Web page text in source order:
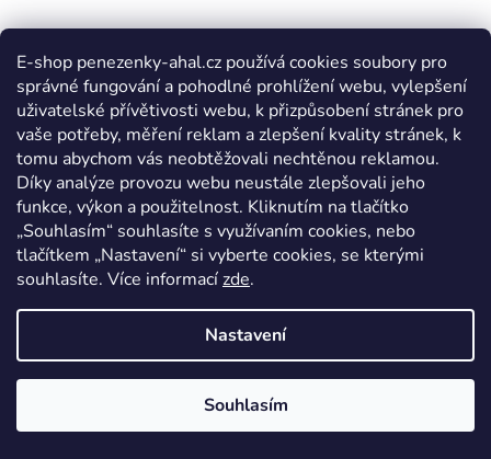
E-shop penezenky-ahal.cz používá cookies soubory pro
správné fungování a pohodlné prohlížení webu, vylepšení
uživatelské přívětivosti webu, k přizpůsobení stránek pro
vaše potřeby, měření reklam a zlepšení kvality stránek, k
tomu abychom vás neobtěžovali nechtěnou reklamou.
Díky analýze provozu webu neustále zlepšovali jeho
funkce, výkon a použitelnost. Kliknutím na tlačítko
„Souhlasím“ souhlasíte s využívaním cookies, nebo
tlačítkem „Nastavení“ si vyberte cookies, se kterými
souhlasíte. Více informacízde.
Nastavení
Souhlasím